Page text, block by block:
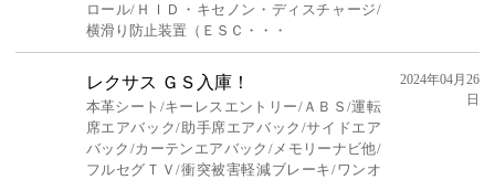
ロール/ＨＩＤ・キセノン・ディスチャージ/
横滑り防止装置（ＥＳＣ・・・
レクサス ＧＳ入庫！
本革シート/キーレスエントリー/ＡＢＳ/運転
席エアバック/助手席エアバック/サイドエア
バック/カーテンエアバック/メモリーナビ他/
フルセグＴＶ/衝突被害軽減ブレーキ/ワンオ
2024年04月26
日